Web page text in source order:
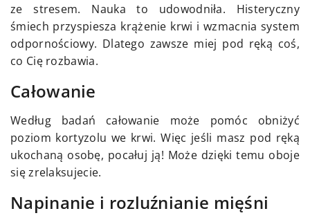
ze stresem. Nauka to udowodniła. Histeryczny
śmiech przyspiesza krążenie krwi i wzmacnia system
odpornościowy. Dlatego zawsze miej pod ręką coś,
co Cię rozbawia.
Całowanie
Według badań całowanie może pomóc obniżyć
poziom kortyzolu we krwi. Więc jeśli masz pod ręką
ukochaną osobę, pocałuj ją! Może dzięki temu oboje
się zrelaksujecie.
Napinanie i rozluźnianie mięśni